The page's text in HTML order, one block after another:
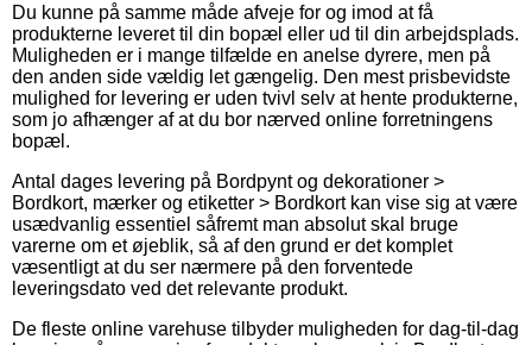
Du kunne på samme måde afveje for og imod at få
produkterne leveret til din bopæl eller ud til din arbejdsplads.
Muligheden er i mange tilfælde en anelse dyrere, men på
den anden side vældig let gængelig. Den mest prisbevidste
mulighed for levering er uden tvivl selv at hente produkterne,
som jo afhænger af at du bor nærved online forretningens
bopæl.
Antal dages levering på Bordpynt og dekorationer >
Bordkort, mærker og etiketter > Bordkort kan vise sig at være
usædvanlig essentiel såfremt man absolut skal bruge
varerne om et øjeblik, så af den grund er det komplet
væsentligt at du ser nærmere på den forventede
leveringsdato ved det relevante produkt.
De fleste online varehuse tilbyder muligheden for dag-til-dag